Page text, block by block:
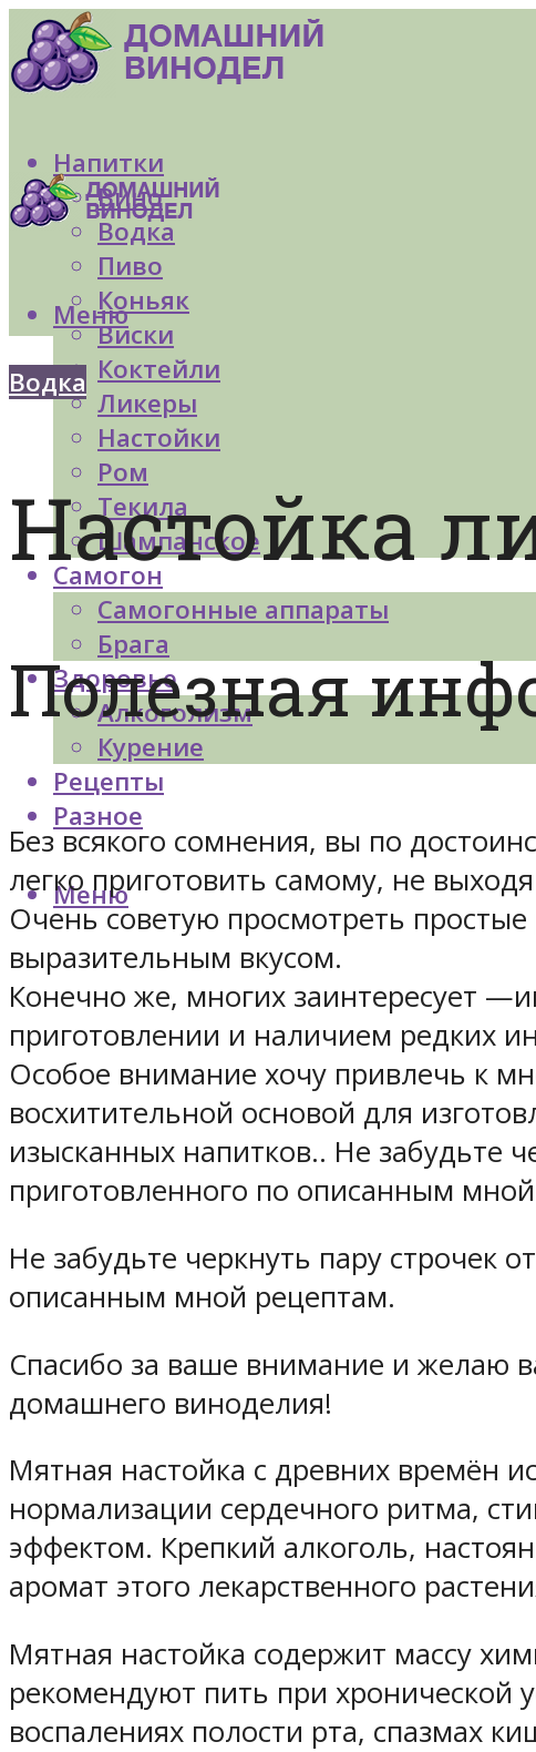
Напитки
Вино
Водка
Пиво
Коньяк
Виски
Коктейли
Ликеры
Настойки
Ром
Текила
Шампанское
Самогон
Самогонные аппараты
Брага
Здоровье
Алкоголизм
Курение
Рецепты
Разное
Меню
Меню
Водка
Настойка
Полезная
Без всякого сомнения, вы по
легко приготовить самому, не
Очень советую просмотреть
выразительным вкусом.
Конечно же, многих заинтересует
приготовлении и наличием редких
Особое внимание хочу привлечь к
восхитительной основой для
изысканных напитков.. Не забудьте
приготовленного по описанным
Не забудьте черкнуть пару строчек
описанным мной рецептам.
Спасибо за ваше внимание и желаю
домашнего виноделия!
Мятная настойка с древних времён
нормализации сердечного ритма,
эффектом. Крепкий алкоголь,
аромат этого лекарственного
Мятная настойка содержит массу
рекомендуют пить при хронической
воспалениях полости рта, спазмах